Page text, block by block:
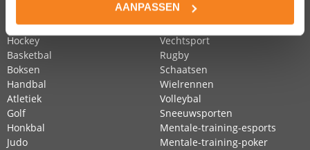
AANPASSEN
Paardensport
Hockey
Basketbal
Boksen
Handbal
Atletiek
Golf
Honkbal
Judo
Tennis
Turnen
Vechtsport
Rugby
Schaatsen
Wielrennen
Volleybal
Sneeuwsporten
Mentale-training-esports
Mentale-training-poker